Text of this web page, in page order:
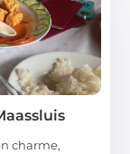
charme,